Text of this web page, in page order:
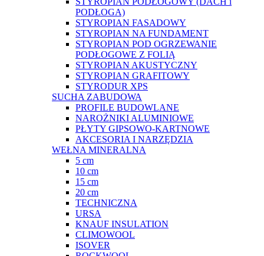
PODŁOGA)
STYROPIAN FASADOWY
STYROPIAN NA FUNDAMENT
STYROPIAN POD OGRZEWANIE
PODŁOGOWE Z FOLIĄ
STYROPIAN AKUSTYCZNY
STYROPIAN GRAFITOWY
STYRODUR XPS
SUCHA ZABUDOWA
PROFILE BUDOWLANE
NAROŻNIKI ALUMINIOWE
PŁYTY GIPSOWO-KARTNOWE
AKCESORIA I NARZĘDZIA
WEŁNA MINERALNA
5 cm
10 cm
15 cm
20 cm
TECHNICZNA
URSA
KNAUF INSULATION
CLIMOWOOL
ISOVER